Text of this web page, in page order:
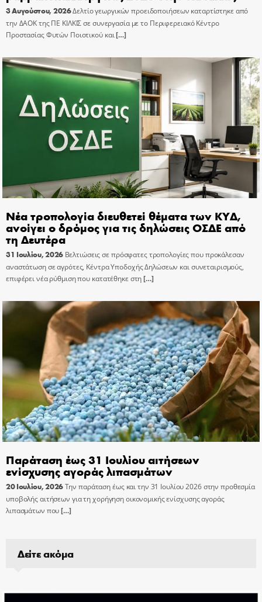
3 Αυγούστου, 2026Δελτίο γεωργικών προειδοποιήσεων καταρτίστηκε από
την ΔΑΟΚ της ΠΕ ΚΙΛΚΙΣ σε συνεργασία με το Περιφερειακό Κέντρο
Προστασίας Φυτών Ποιοτικού και[…]
Νέα τροπολογία διευθετεί θέματα των ΚΥΔ,
ανοίγει ο δρόμος για τις δηλώσεις ΟΣΔΕ από
τη Δευτέρα
31 Ιουλίου, 2026 Βελτιώσεις σε πρόσφατες τροπολογίες που προκάλεσαν
αναστάτωση σε αγρότες, Κέντρα Υποδοχής Δηλώσεων και συνεταιρισμούς,
επιφέρει νέα ρύθμιση που κατατέθηκε στη[…]
Παράταση έως 31 Ιουλίου αιτήσεων
ενίσχυσης αγοράς λιπασμάτων
20 Ιουλίου, 2026Την παράταση έως και την 31 Ιουλίου 2026 στην προθεσμία
υποβολής αιτήσεων για τη χορήγηση οικονομικής ενίσχυσης αγοράς
λιπασμάτων που[…]
Δείτε ακόμα